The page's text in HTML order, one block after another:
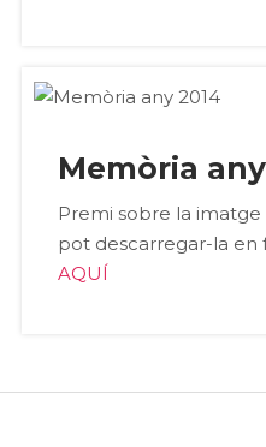
Memòria
Premi sobre la
pot descarregar-la en
AQUÍ